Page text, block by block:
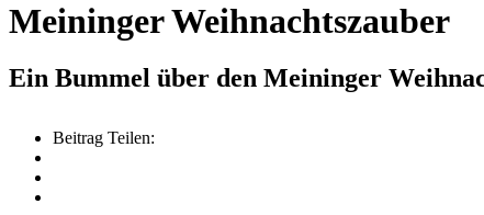
Meininger Weihnachtszauber
Ein Bummel über den Meininger
Beitrag Teilen: